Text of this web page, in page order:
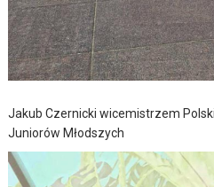
Jakub Czernicki wicemistrzem
Juniorów Młodszych